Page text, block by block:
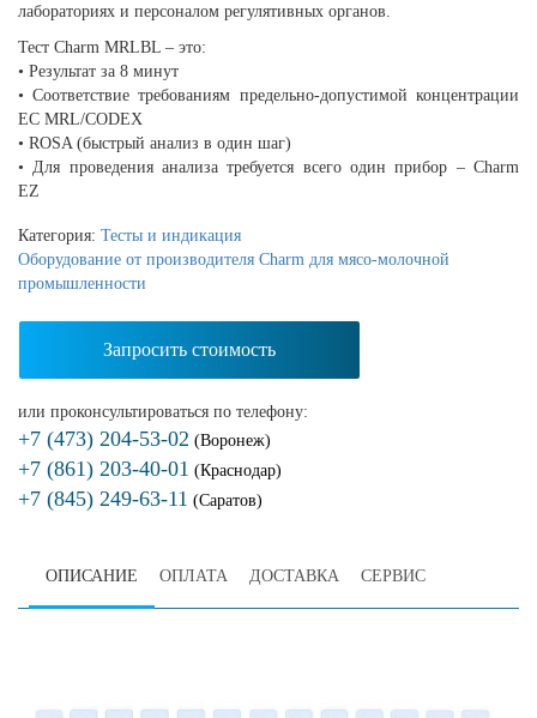
лабораториях и персоналом регулятивных органов.
Тест Charm MRLBL – это:
• Результат за 8 минут
• Соответствие требованиям предельно-допустимой концентрации
ЕС MRL/CODEX
• ROSA (быстрый анализ в один шаг)
• Для проведения анализа требуется всего один прибор – Charm
EZ
Категория: Тесты и индикация
Оборудование от производителя Charm для мясо-молочной
промышленности
Запросить стоимость
или проконсультироваться по телефону:
+7 (473) 204-53-02 (Воронеж)
+7 (861) 203-40-01 (Краснодар)
+7 (845) 249-63-11 (Саратов)
ОПИСАНИЕ ОПЛАТА ДОСТАВКА СЕРВИС